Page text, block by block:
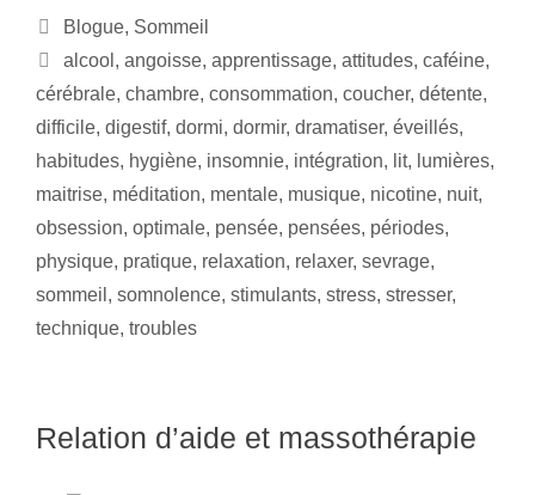
Blogue, Sommeil
alcool , angoisse, apprentissage, attitudes, caféine,
cérébrale, chambre, consommation, coucher, détente,
difficile, digestif, dormi, dormir, dramatiser, éveillés,
habitudes, hygiène, insomnie, intégration, lit, lumières,
maitrise, méditation, mentale, musique, nicotine, nuit,
obsession, optimale, pensée, pensées, périodes,
physique, pratique, relaxation, relaxer, sevrage,
sommeil , somnolence, stimulants, stress, stresser,
technique, troubles
Relation d’aide et massothérapie